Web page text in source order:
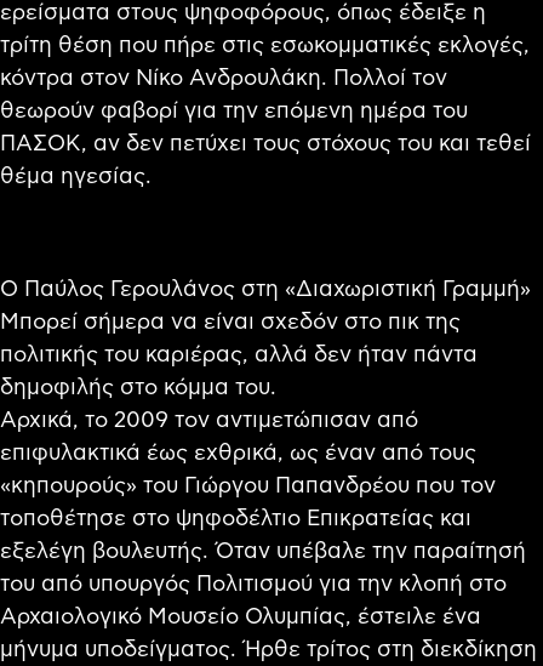
ερείσματα στους ψηφοφόρους, όπως έδειξε η
τρίτη θέση που πήρε στις εσωκομματικές εκλογές,
κόντρα στον Νίκο Ανδρουλάκη. Πολλοί τον
θεωρούν φαβορί για την επόμενη ημέρα του
ΠΑΣΟΚ, αν δεν πετύχει τους στόχους του και τεθεί
θέμα ηγεσίας.
Ο Παύλος Γερουλάνος στη «Διαχωριστική Γραμμή»
Μπορεί σήμερα να είναι σχεδόν στο πικ της
πολιτικής του καριέρας, αλλά δεν ήταν πάντα
δημοφιλής στο κόμμα του.
Αρχικά, το 2009 τον αντιμετώπισαν από
επιφυλακτικά έως εχθρικά, ως έναν από τους
«κηπουρούς» του Γιώργου Παπανδρέου που τον
τοποθέτησε στο ψηφοδέλτιο Επικρατείας και
εξελέγη βουλευτής. Όταν υπέβαλε την παραίτησή
του από υπουργός Πολιτισμού για την κλοπή στο
Αρχαιολογικό Μουσείο Ολυμπίας, έστειλε ένα
μήνυμα υποδείγματος. Ήρθε τρίτος στη διεκδίκηση